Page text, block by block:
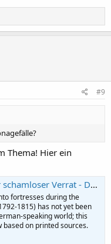
#9
Thema! Hier ein
Festungen in den napoleonischen Kriegen 1792-1815
fortresses during the
1815) has not yet been
speaking world; this
on printed sources.